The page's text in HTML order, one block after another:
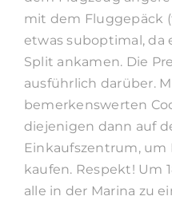
mit dem Fluggepäck
etwas suboptimal, da
Split ankamen. Die
ausführlich darüber.
bemerkenswerten
diejenigen dann auf
Einkaufszentrum, um
kaufen. Respekt! Um
alle in der Marina zu